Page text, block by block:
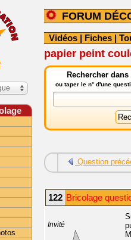
FORUM
Vidéos | Fiches |
papier peint
Rechercher
ou taper le n° d'une
Question
122 Bricolage
Invité